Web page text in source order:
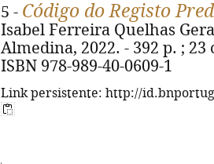
5 - Código do Registo
Isabel Ferreira Quelhas
Almedina, 2022. - 392 p. ;
ISBN 978-989-40-0609-1
Link persistente: http://